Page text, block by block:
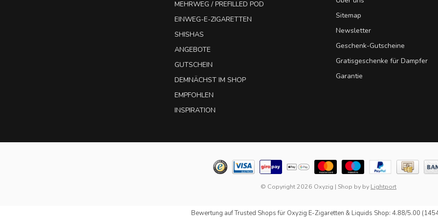
MEHRWEG / PREFILLED POD
EINWEG-E-ZIGARETTEN
SHISHAS
ANGEBOTE
GUTSCHEIN
DEMNÄCHST IM SHOP
EMPFOHLEN
INSPIRATION
Sitemap
Newsletter
Geschenk-Gutscheine
Gratisgeschenke für Dampfer
Garantie
© Copyright 2026 Oxyzig | Shop by by Lightport
Bewertung aufTrusted Shopsfür Oxyzig E-Zigaretten & Liquids Shop: 4.88/5.00